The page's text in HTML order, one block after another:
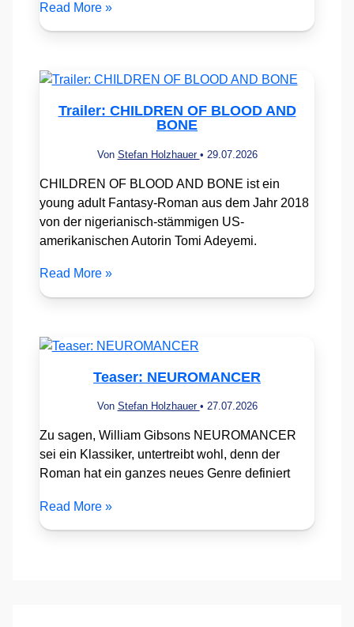
Read More »
Trailer: CHILDREN OF BLOOD AND
BONE
Von Stefan Holzhauer • 29.07.2026
CHILDREN OF BLOOD AND BONE ist ein
young adult Fantasy-Roman aus dem Jahr 2018
von der nigerianisch-stämmigen US-
amerikanischen Autorin Tomi Adeyemi.
Read More »
Teaser: NEUROMANCER
Von Stefan Holzhauer • 27.07.2026
Zu sagen, William Gibsons NEUROMANCER
sei ein Klassiker, untertreibt wohl, denn der
Roman hat ein ganzes neues Genre definiert
Read More »